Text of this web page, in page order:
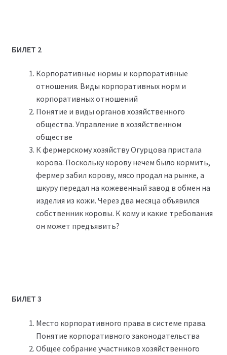
БИЛЕТ 2
Корпоративные нормы и корпоративные
отношения. Виды корпоративных норм и
корпоративных отношений
Понятие и виды органов хозяйственного
общества. Управление в хозяйственном
обществе
К фермерскому хозяйству Огурцова пристала
корова. Поскольку корову нечем было кормить,
фермер забил корову, мясо продал на рынке, а
шкуру передал на кожевенный завод в обмен на
изделия из кожи. Через два месяца объявился
собственник коровы. К кому и какие требования
он может предъявить?
БИЛЕТ 3
Место корпоративного права в системе права.
Понятие корпоративного законодательства
Общее собрание участников хозяйственного